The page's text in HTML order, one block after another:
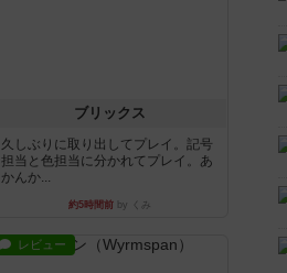
ブリックス
久しぶりに取り出してプレイ。記号
担当と色担当に分かれてプレイ。あ
かんか...
約5時間前by くみ
レビュー